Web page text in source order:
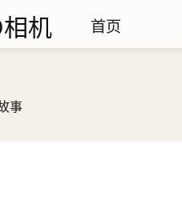
机 首页
事